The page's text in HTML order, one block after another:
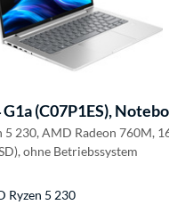
(C07P1ES),
5 230, AMD Radeon 760M,
ohne Betriebssystem
Ryzen 5 230